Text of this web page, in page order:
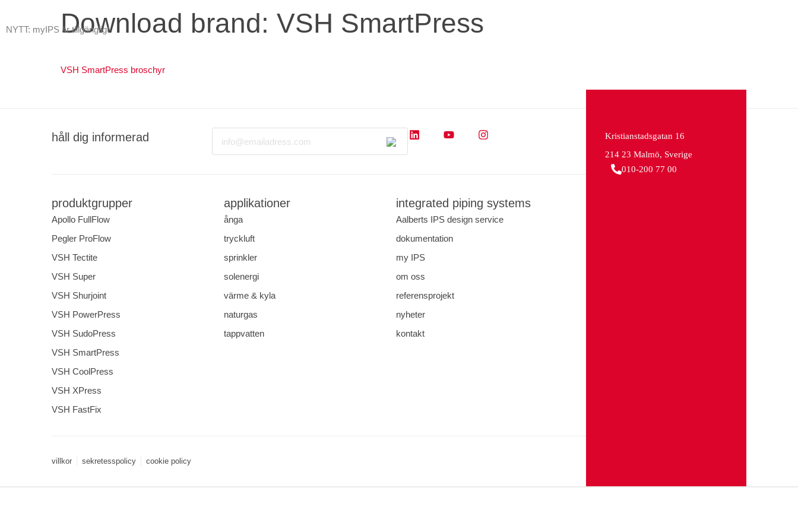
NYTT: myIPS är tillgängligtDownload brand: VSH SmartPress
VSH SmartPress broschyr
håll dig informerad
produktgrupper
Apollo FullFlow
Pegler ProFlow
VSH Tectite
VSH Super
VSH Shurjoint
VSH PowerPress
VSH SudoPress
VSH SmartPress
VSH CoolPress
VSH XPress
VSH FastFix
applikationer
ånga
tryckluft
sprinkler
solenergi
värme & kyla
naturgas
tappvatten
integrated piping systems
Aalberts IPS design service
dokumentation
my IPS
om oss
referensprojekt
nyheter
kontakt
villkor sekretesspolicy cookie policy
Kristianstadsgatan 16
214 23 Malmö, Sverige
010-200 77 00